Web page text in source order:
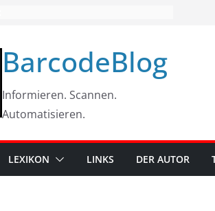
BarcodeBlog
Informieren. Scannen.
Automatisieren.
LEXIKON LINKS DER AUTOR